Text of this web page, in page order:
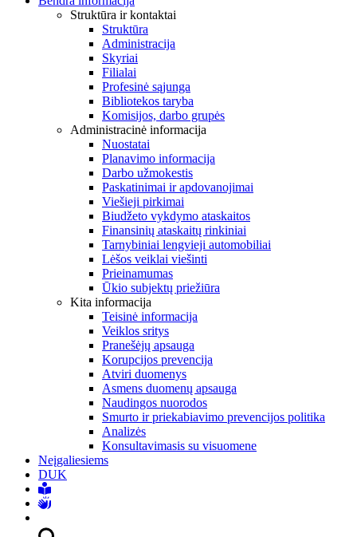
Struktūra ir kontaktai
Struktūra
Administracija
Skyriai
Filialai
Profesinė sąjunga
Bibliotekos taryba
Komisijos, darbo grupės
Administracinė informacija
Nuostatai
Planavimo informacija
Darbo užmokestis
Paskatinimai ir apdovanojimai
Viešieji pirkimai
Biudžeto vykdymo ataskaitos
Finansinių ataskaitų rinkiniai
Tarnybiniai lengvieji automobiliai
Lėšos veiklai viešinti
Prieinamumas
Ūkio subjektų priežiūra
Kita informacija
Teisinė informacija
Veiklos sritys
Pranešėjų apsauga
Korupcijos prevencija
Atviri duomenys
Asmens duomenų apsauga
Naudingos nuorodos
Smurto ir priekabiavimo prevencijos politika
Analizės
Konsultavimasis su visuomene
Neįgaliesiems
DUK